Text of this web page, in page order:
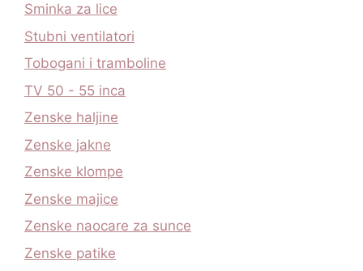
Sminka za lice
Stubni ventilatori
Tobogani i tramboline
TV 50 - 55 inca
Zenske haljine
Zenske jakne
Zenske klompe
Zenske majice
Zenske naocare za sunce
Zenske patike